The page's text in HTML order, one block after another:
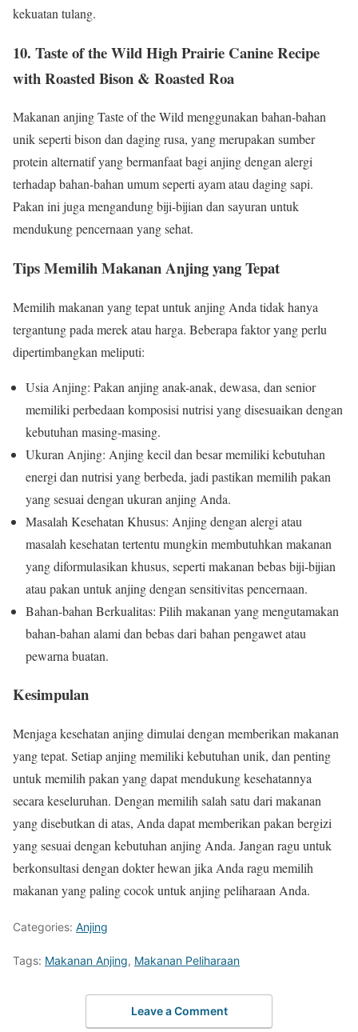
kekuatan tulang.
10. Taste of the Wild High Prairie Canine Recipe
with Roasted Bison & Roasted Roa
Makanan anjing Taste of the Wild menggunakan bahan-bahan
unik seperti bison dan daging rusa, yang merupakan sumber
protein alternatif yang bermanfaat bagi anjing dengan alergi
terhadap bahan-bahan umum seperti ayam atau daging sapi.
Pakan ini juga mengandung biji-bijian dan sayuran untuk
mendukung pencernaan yang sehat.
Tips Memilih Makanan Anjing yang Tepat
Memilih makanan yang tepat untuk anjing Anda tidak hanya
tergantung pada merek atau harga. Beberapa faktor yang perlu
dipertimbangkan meliputi:
Usia Anjing: Pakan anjing anak-anak, dewasa, dan senior
memiliki perbedaan komposisi nutrisi yang disesuaikan dengan
kebutuhan masing-masing.
Ukuran Anjing: Anjing kecil dan besar memiliki kebutuhan
energi dan nutrisi yang berbeda, jadi pastikan memilih pakan
yang sesuai dengan ukuran anjing Anda.
Masalah Kesehatan Khusus: Anjing dengan alergi atau
masalah kesehatan tertentu mungkin membutuhkan makanan
yang diformulasikan khusus, seperti makanan bebas biji-bijian
atau pakan untuk anjing dengan sensitivitas pencernaan.
Bahan-bahan Berkualitas: Pilih makanan yang mengutamakan
bahan-bahan alami dan bebas dari bahan pengawet atau
pewarna buatan.
Kesimpulan
Menjaga kesehatan anjing dimulai dengan memberikan makanan
yang tepat. Setiap anjing memiliki kebutuhan unik, dan penting
untuk memilih pakan yang dapat mendukung kesehatannya
secara keseluruhan. Dengan memilih salah satu dari makanan
yang disebutkan di atas, Anda dapat memberikan pakan bergizi
yang sesuai dengan kebutuhan anjing Anda. Jangan ragu untuk
berkonsultasi dengan dokter hewan jika Anda ragu memilih
makanan yang paling cocok untuk anjing peliharaan Anda.
Categories: Anjing
Tags: Makanan Anjing, Makanan Peliharaan
Leave a Comment